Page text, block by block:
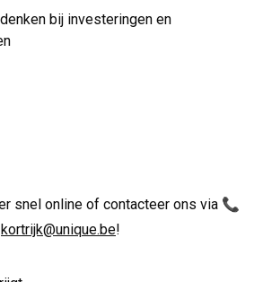
bij investeringen en
snel online of contacteer ons via 📞
kortrijk@unique.be!